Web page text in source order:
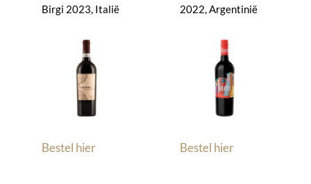
Birgi 2023, Italië
Bestel hier
2022, Argentinië
Bestel hier